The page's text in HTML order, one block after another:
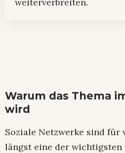
weiterverbreiten.
Warum das Thema
wird
Soziale Netzwerke sind für
längst eine der